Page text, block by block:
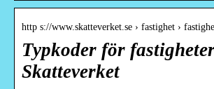
http s://www.skatteverket.se › fastighet ›
Typkoder för
Skatteverket